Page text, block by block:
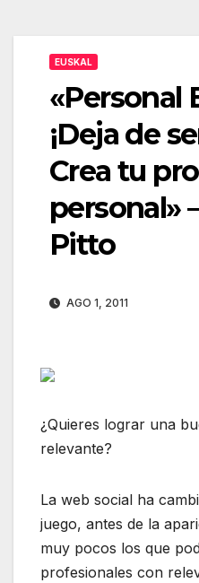
EUSKAL
«Personal
¡Deja de
Crea tu
personal»
Pitto
AGO 1, 2011
¿Quieres lograr una
relevante?
La web social ha
juego, antes de la
muy pocos los que
profesionales con